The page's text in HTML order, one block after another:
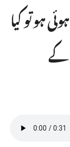
ہو تو کیا
کے